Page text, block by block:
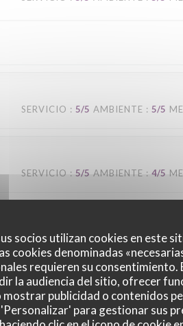
socios utilizan cookies en este
cookies denominadas
requieren su
la audiencia del sitio, ofrecer
mostrar publicidad o contenidos
para gestionar sus
SERVICIO : 5/5 AMBIENTE : 5/5
SERVICIO : 5/5 AMBIENTE : 4/5
SERVICIO: 5/5 AMBIENTE : 5/5
une fois par semaine. Je trouve
les moments de rush. La cuisine est
Le cadre est agréable.